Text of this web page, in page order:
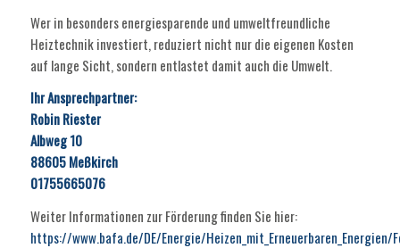
Wer in besonders energiesparende und umweltfreundliche
Heiztechnik investiert, reduziert nicht nur die eigenen Kosten
auf lange Sicht, sondern entlastet damit auch die Umwelt.
Ihr Ansprechpartner:
Robin Riester
Albweg 10
88605 Meßkirch
01755665076
Weiter Informationen zur Förderung finden Sie hier:
https://www.bafa.de/DE/Energie/Heizen_mit_Erneuerbaren_Energien/